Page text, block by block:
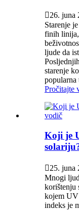
26. juna
Starenje
finih linija,
ljude da
starenje
popularna
Pročitajte
Koji je
25. juna
Mnogi
korištenju
kojem UV
indeks je